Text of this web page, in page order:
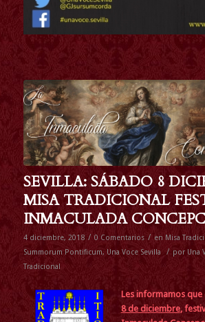
SEVILLA: SÁBADO 8
MISA TRADICIONAL
INMACULADA
4 diciembre, 2018 / 0 Comentarios / en Misa
Summorum Pontificum, Una Voce Sevilla / por Una
Tradicional
Les informamos que
8 de diciembre,